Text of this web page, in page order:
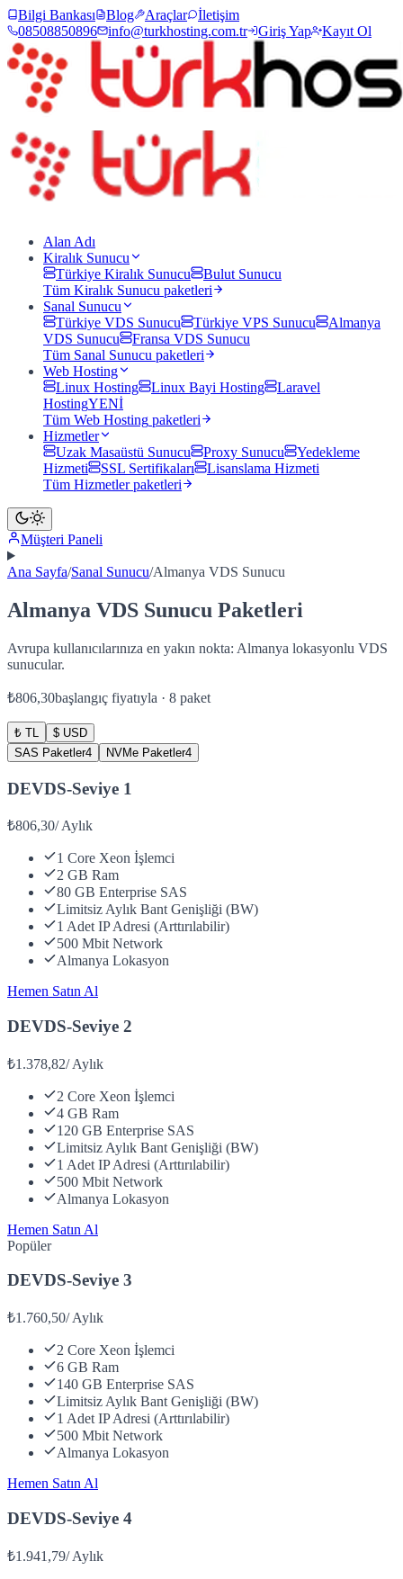
Bilgi Bankası Blog Araçlar
İletişim
08508850896
info@turkhosting.com.tr Giriş Yap Kayıt Ol
Alan Adı
Kiralık Sunucu
Türkiye Kiralık Sunucu
Bulut Sunucu
Tüm Kiralık Sunucu paketleri
Sanal Sunucu
Türkiye VDS Sunucu
Türkiye VPS Sunucu
Almanya
VDS Sunucu
Fransa VDS Sunucu
Tüm Sanal Sunucu paketleri
Web Hosting
Linux Hosting
Linux Bayi Hosting
Laravel
HostingYENİ
Tüm Web Hosting paketleri
Hizmetler
Uzak Masaüstü Sunucu
Proxy Sunucu
Yedekleme
Hizmeti
SSL Sertifikaları
Lisanslama Hizmeti
Tüm Hizmetlerpaketleri
Müşteri Paneli
Ana Sayfa/Sanal Sunucu/Almanya VDS Sunucu
Almanya VDS Sunucu Paketleri
Avrupa kullanıcılarınıza en yakın nokta: Almanya lokasyonlu VDS
sunucular.
₺806,30başlangıç fiyatıyla · 8 paket
₺ TL
$ USD
SAS Paketler4 NVMe Paketler4
DEVDS-Seviye 1
₺806,30/Aylık
1 Core Xeon İşlemci
2 GB Ram
80 GB Enterprise SAS
Limitsiz Aylık Bant Genişliği (BW)
1 Adet IP Adresi (Arttırılabilir)
500 Mbit Network
Almanya Lokasyon
Hemen Satın Al
DEVDS-Seviye 2
₺1.378,82/Aylık
2 Core Xeon İşlemci
4 GB Ram
120 GB Enterprise SAS
Limitsiz Aylık Bant Genişliği (BW)
1 Adet IP Adresi (Arttırılabilir)
500 Mbit Network
Almanya Lokasyon
Hemen Satın Al
Popüler
DEVDS-Seviye 3
₺1.760,50/Aylık
2 Core Xeon İşlemci
6 GB Ram
140 GB Enterprise SAS
Limitsiz Aylık Bant Genişliği (BW)
1 Adet IP Adresi (Arttırılabilir)
500 Mbit Network
Almanya Lokasyon
Hemen Satın Al
DEVDS-Seviye 4
₺1.941,79/Aylık